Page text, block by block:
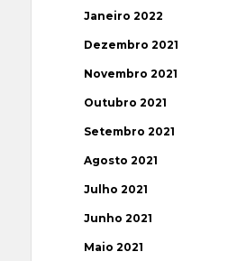
Janeiro 2022
Dezembro 2021
Novembro 2021
Outubro 2021
Setembro 2021
Agosto 2021
Julho 2021
Junho 2021
Maio 2021